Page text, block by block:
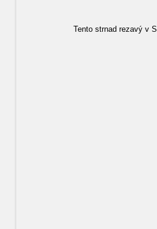
Tento strnad rezavý v